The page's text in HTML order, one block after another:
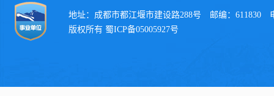
地址：成都市都江堰市建设路288号 邮编：611830
版权所有 蜀ICP备05005927号